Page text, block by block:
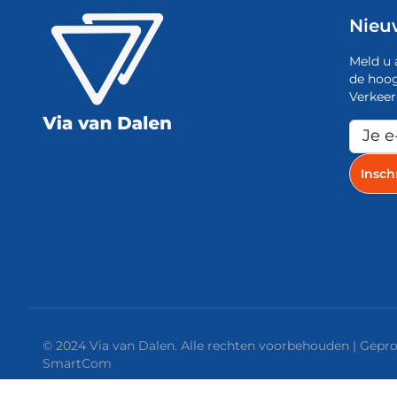
Meld u
de
© 2024 Via van Dalen. Alle rechten voorbehouden |
SmartCom